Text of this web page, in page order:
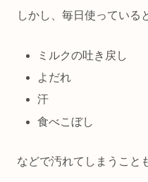
しかし、毎日使っている
ミルクの吐き戻し
よだれ
汗
食べこぼし
などで汚れてしまうこと